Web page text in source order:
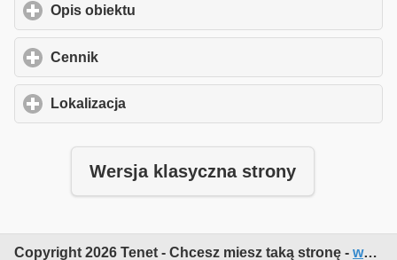
Opis obiektu
Cennik
Lokalizacja
Wersja klasyczna strony
Copyright 2026 Tenet - Chcesz miesz taką stronę - www.dodajobiekt.pl